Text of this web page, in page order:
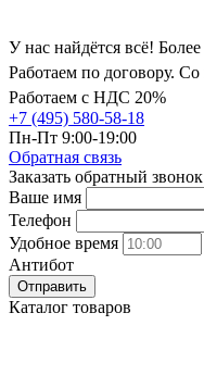
У нас найдётся всё!
Работаем по договору.
Работаем с НДС 20%
+7 (495) 580-58-18
Пн-Пт 9:00-19:00
Обратная связь
Заказать обратный звонок
Ваше имя
Телефон
Удобное время
Антибот
Отправить
Каталог товаров